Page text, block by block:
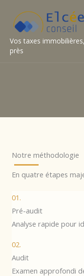
contenu
Vos taxes
près
Notre méthodologie
En quatre étapes
01.
Pré-audit
Analyse rapide pour
02.
Audit
Examen approfondi